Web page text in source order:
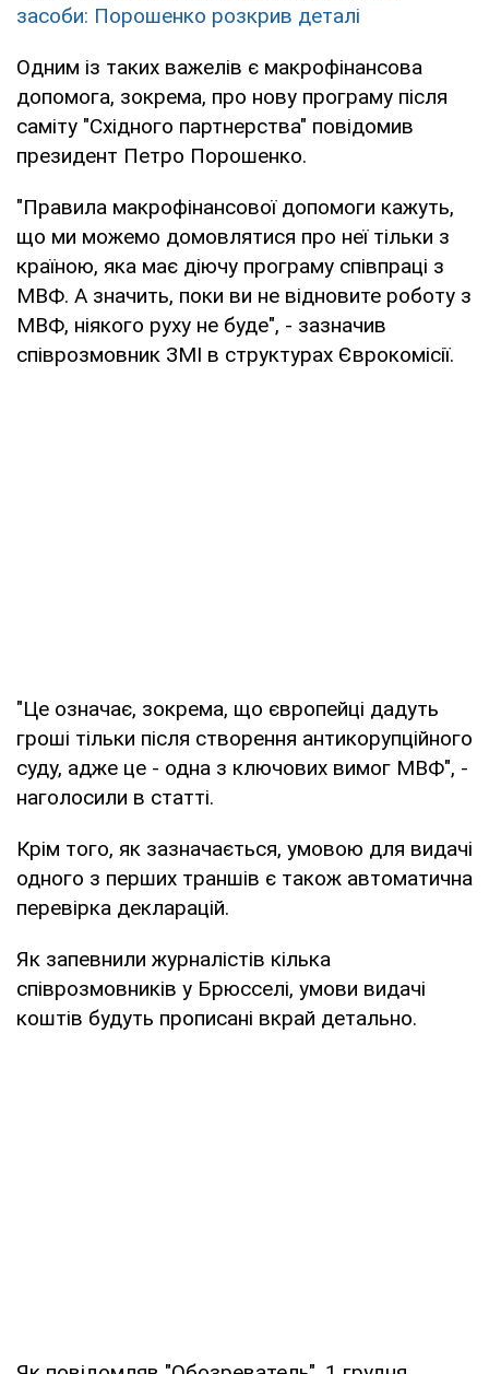
засоби: Порошенко розкрив деталі
Одним із таких важелів є макрофінансова
допомога, зокрема, про нову програму після
саміту "Східного партнерства" повідомив
президент Петро Порошенко.
"Правила макрофінансової допомоги кажуть,
що ми можемо домовлятися про неї тільки з
країною, яка має діючу програму співпраці з
МВФ. А значить, поки ви не відновите роботу з
МВФ, ніякого руху не буде", - зазначив
співрозмовник ЗМІ в структурах Єврокомісії.
"Це означає, зокрема, що європейці дадуть
гроші тільки після створення антикорупційного
суду, адже це - одна з ключових вимог МВФ", -
наголосили в статті.
Крім того, як зазначається, умовою для видачі
одного з перших траншів є також автоматична
перевірка декларацій.
Як запевнили журналістів кілька
співрозмовників у Брюсселі, умови видачі
коштів будуть прописані вкрай детально.